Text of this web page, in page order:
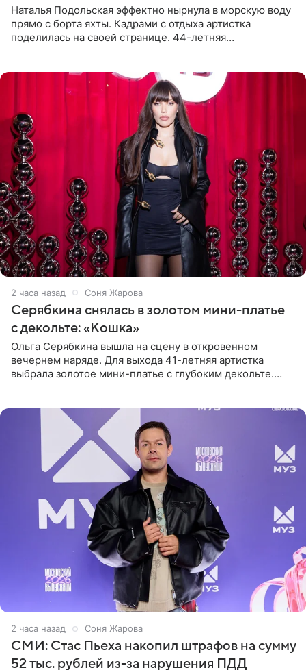
Наталья Подольская эффектно нырнула в морскую воду
прямо с борта яхты. Кадрами с отдыха артистка
поделилась на своей странице. 44-летняя
2 часа назад Соня Жарова
Серябкина снялась в золотом мини-платье
с декольте: «Кошка»
Ольга Серябкина вышла на сцену в откровенном
вечернем наряде. Для выхода 41-летняя артистка
выбрала золотое мини-платье с глубоким декольте.
2 часа назад Соня Жарова
СМИ: Стас Пьеха накопил штрафов на сумму
52 тыс. рублей из-за нарушения ПДД